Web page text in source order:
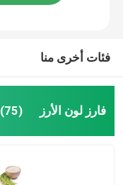
فئات أخرى منا
فارز لون الأرز (75)